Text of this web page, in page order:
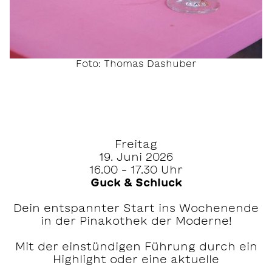
Foto: Thomas Dashuber
Freitag
19. Juni 2026
16.00 – 17.30 Uhr
Guck & Schluck
Dein entspannter Start ins Wochenende
in der Pinakothek der Moderne!
Mit der einstündigen Führung durch ein
Highlight oder eine aktuelle